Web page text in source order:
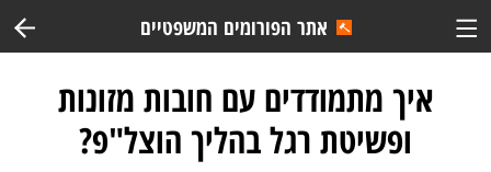
אתר הפורומים המשפטיים
איך מתמודדים עם חובות מזונות
ופשיטת רגל בהליך הוצל"פ?